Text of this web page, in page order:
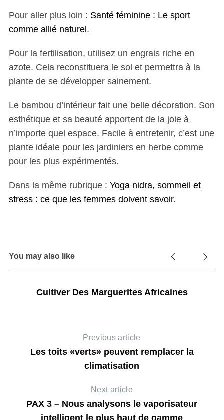
Pour aller plus loin : Santé féminine : Le sport
comme allié naturel .
Pour la fertilisation, utilisez un engrais riche en
azote. Cela reconstituera le sol et permettra à la
plante de se développer sainement.
Le bambou d’intérieur fait une belle décoration. Son
esthétique et sa beauté apportent de la joie à
n’importe quel espace. Facile à entretenir, c’est une
plante idéale pour les jardiniers en herbe comme
pour les plus expérimentés.
Dans la même rubrique : Yoga nidra, sommeil et
stress : ce que les femmes doivent savoir.
You may also like
Cultiver Des Marguerites Africaines
Previous article
Les toits «verts» peuvent remplacer la
climatisation
Next article
PAX 3 – Nous analysons le vaporisateur
intelligent le plus haut de gamme
e